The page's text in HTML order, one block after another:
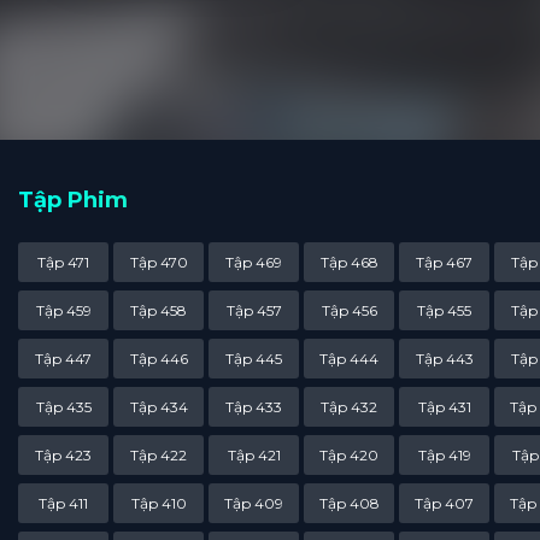
Tập Phim
Tập 471 Tập 470 Tập 469 Tập 468 Tập 467
Tập 459 Tập 458 Tập 457 Tập 456 Tập 455
Tập 447 Tập 446 Tập 445 Tập 444 Tập 443
Tập 435 Tập 434 Tập 433 Tập 432 Tập 431
Tập 423 Tập 422 Tập 421 Tập 420 Tập 419
Tập 411 Tập 410 Tập 409 Tập 408 Tập 407